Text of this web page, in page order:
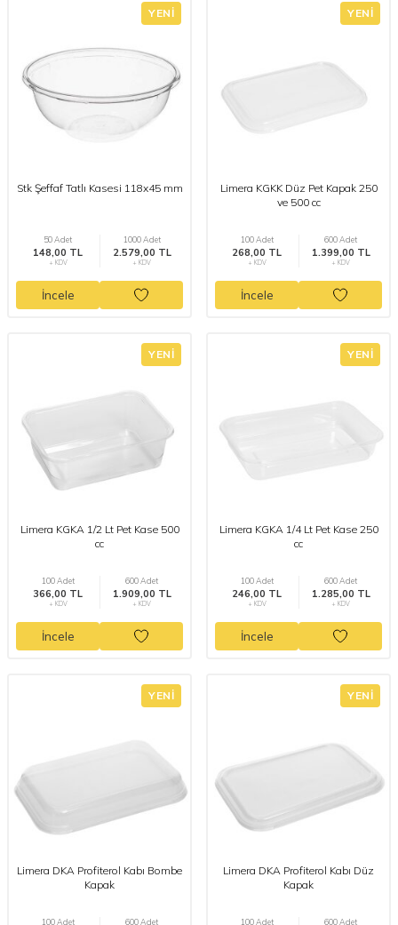
YENI
Stk Şeffaf Tatlı Kasesi 118x45 mm
50 Adet
148,00 TL
+ KDV
1000 Adet
2.579,00 TL
+ KDV
İncele
YENI
Limera KGKK Düz Pet Kapak 250
ve 500 cc
100 Adet
268,00 TL
+ KDV
600 Adet
1.399,00 TL
+ KDV
İncele
YENI
Limera KGKA 1/2 Lt Pet Kase 500
cc
100 Adet
366,00 TL
+ KDV
600 Adet
1.909,00 TL
+ KDV
İncele
YENI
Limera KGKA 1/4 Lt Pet Kase 250
cc
100 Adet
246,00 TL
+ KDV
600 Adet
1.285,00 TL
+ KDV
İncele
YENI
Limera DKA Profiterol Kabı Bombe
Kapak
100 Adet 600 Adet
YENI
Limera DKA Profiterol Kabı Düz
Kapak
100 Adet 600 Adet